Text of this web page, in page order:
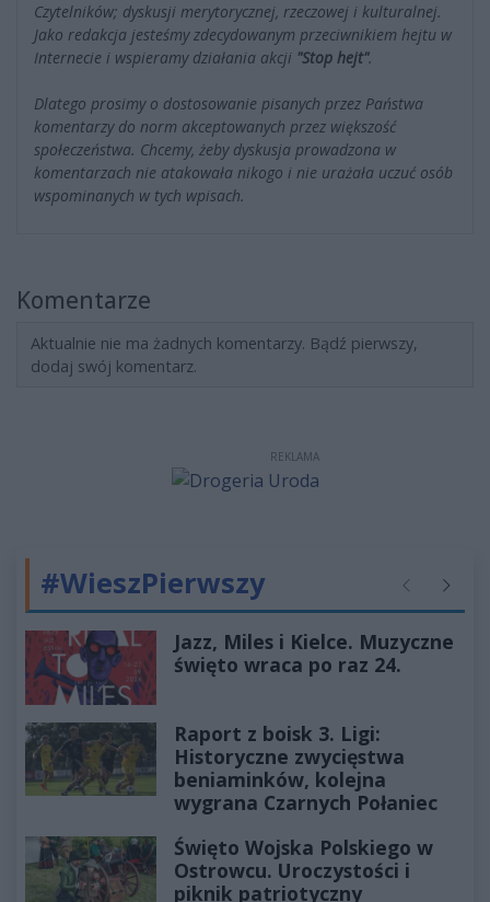
Czytelników; dyskusji merytorycznej, rzeczowej i kulturalnej.
Jako redakcja jesteśmy zdecydowanym przeciwnikiem hejtu w
Internecie i wspieramy działania akcji "Stop hejt".
Dlatego prosimy o dostosowanie pisanych przez Państwa
komentarzy do norm akceptowanych przez większość
społeczeństwa. Chcemy, żeby dyskusja prowadzona w
komentarzach nie atakowała nikogo i nie urażała uczuć osób
wspominanych w tych wpisach.
Komentarze
Aktualnie nie ma żadnych komentarzy. Bądź pierwszy,
dodaj swój komentarz.
REKLAMA
#WieszPierwszy Poprzednie
Jazz, Miles i Kielce. Muzyczne
święto wraca po raz 24.
Raport z boisk 3. Ligi:
Historyczne zwycięstwa
beniaminków, kolejna
wygrana Czarnych Połaniec
Święto Wojska Polskiego w
Ostrowcu. Uroczystości i
piknik patriotyczny